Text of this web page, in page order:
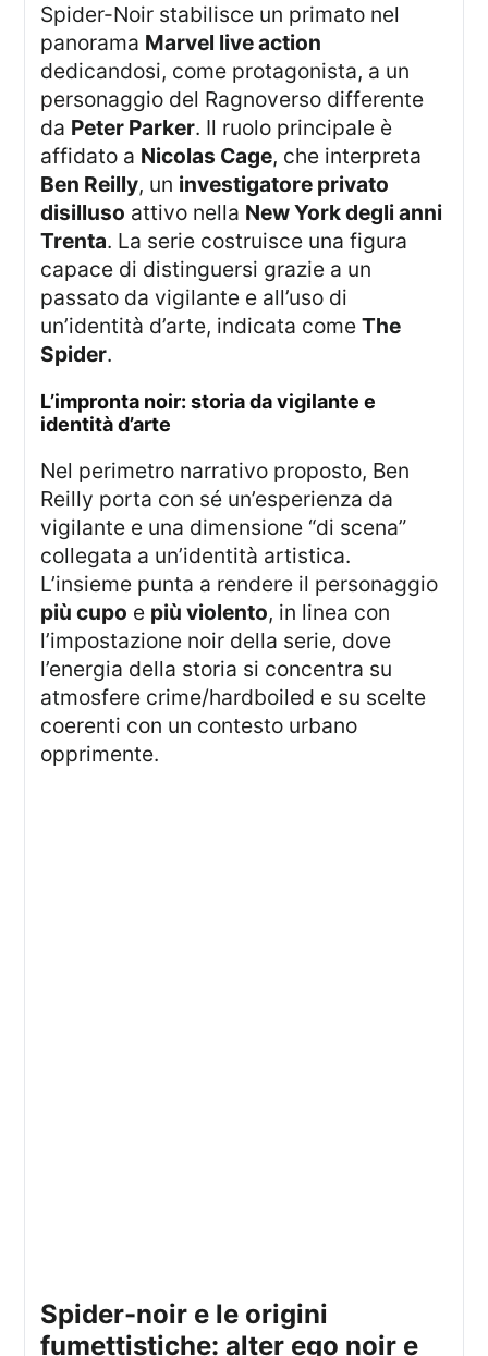
Spider-Noir stabilisce un primato nel
panorama Marvel live action
dedicandosi, come protagonista, a un
personaggio del Ragnoverso differente
da Peter Parker. Il ruolo principale è
affidato a Nicolas Cage, che interpreta
Ben Reilly, un investigatore privato
disilluso attivo nella New York degli anni
Trenta. La serie costruisce una figura
capace di distinguersi grazie a un
passato da vigilante e all’uso di
un’identità d’arte, indicata comeThe
Spider.
l’impronta noir: storia da vigilante e
identità d’arte
Nel perimetro narrativo proposto, Ben
Reilly porta con sé un’esperienza da
vigilante e una dimensione “di scena”
collegata a un’identità artistica.
L’insieme punta a rendere il personaggio
più cupo e più violento, in linea con
l’impostazione noir della serie, dove
l’energia della storia si concentra su
atmosfere crime/hardboiled e su scelte
coerenti con un contesto urbano
opprimente.
spider-noir e le origini
fumettistiche: alter ego noir e